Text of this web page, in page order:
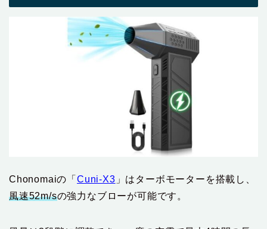
Chonomaiの「Cuni-X3 」はターボモーターを搭載し、
風速52m/sの強力なブローが可能です。